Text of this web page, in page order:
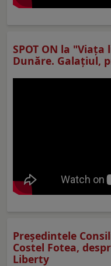
SPOT ON la
Dunăre. Galațiul,
Preşedintele
Costel Fotea,
Liberty